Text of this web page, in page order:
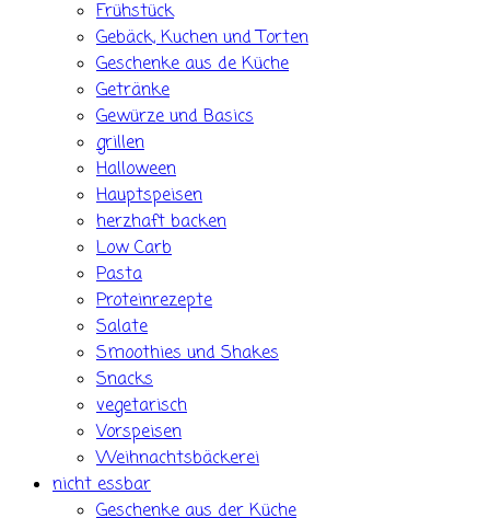
Frühstück
Gebäck, Kuchen und Torten
Geschenke aus de Küche
Getränke
Gewürze und Basics
grillen
Halloween
Hauptspeisen
herzhaft backen
Low Carb
Pasta
Proteinrezepte
Salate
Smoothies und Shakes
Snacks
vegetarisch
Vorspeisen
Weihnachtsbäckerei
nicht essbar
Geschenke aus der Küche